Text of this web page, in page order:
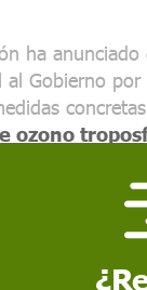
ha anunciado
al Gobierno
ozono
las medidas
cuando el
ozono.